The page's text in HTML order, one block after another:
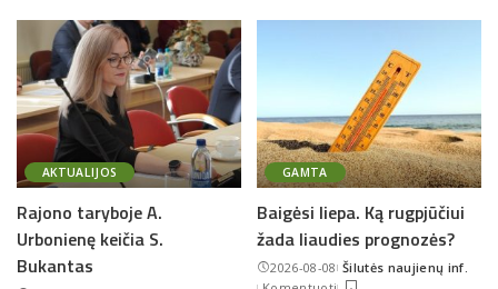
AKTUALIJOS
Rajono taryboje A.
Urbonienę keičia S.
Bukantas
GAMTA
Baigėsi liepa. Ką rugpjūčiui
žada liaudies prognozės?
2026-08-08Posted
Šilutės naujienų inf.